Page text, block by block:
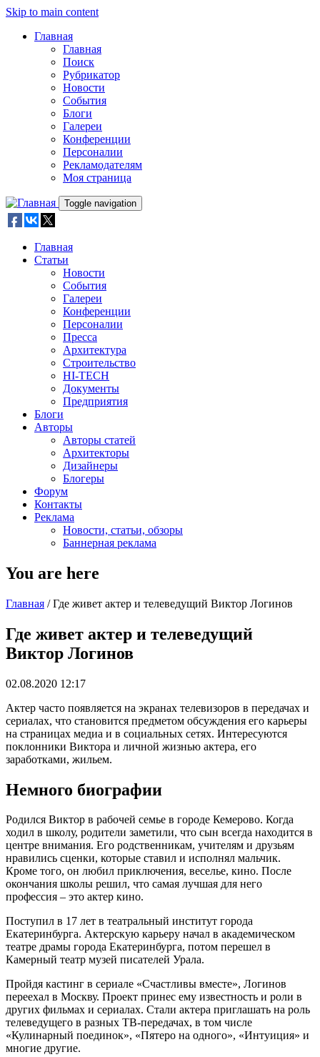
Skip to main content
Главная
Главная
Поиск
Рубрикатор
Новости
События
Блоги
Галереи
Конференции
Персоналии
Рекламодателям
Моя страница
Toggle navigation
Главная
Статьи
Новости
События
Галереи
Конференции
Персоналии
Пресса
Архитектура
Строительство
HI-TECH
Документы
Предприятия
Блоги
Авторы
Авторы статей
Архитекторы
Дизайнеры
Блогеры
Форум
Контакты
Реклама
Новости, статьи, обзоры
Баннерная реклама
You are here
Главная / Где живет актер и телеведущий Виктор Логинов
Где живет актер и телеведущий
Виктор Логинов
02.08.2020 12:17
Актер часто появляется на экранах телевизоров в передачах и
сериалах, что становится предметом обсуждения его карьеры
на страницах медиа и в социальных сетях. Интересуются
поклонники Виктора и личной жизнью актера, его
заработками, жильем.
Немного биографии
Родился Виктор в рабочей семье в городе Кемерово. Когда
ходил в школу, родители заметили, что сын всегда находится в
центре внимания. Его родственникам, учителям и друзьям
нравились сценки, которые ставил и исполнял мальчик.
Кроме того, он любил приключения, веселье, кино. После
окончания школы решил, что самая лучшая для него
профессия – это актер кино.
Поступил в 17 лет в театральный институт города
Екатеринбурга. Актерскую карьеру начал в академическом
театре драмы города Екатеринбурга, потом перешел в
Камерный театр музей писателей Урала.
Пройдя кастинг в сериале «Счастливы вместе», Логинов
переехал в Москву. Проект принес ему известность и роли в
других фильмах и сериалах. Стали актера приглашать на роль
телеведущего в разных ТВ-передачах, в том числе
«Кулинарный поединок», «Пятеро на одного», «Интуиция» и
многие другие.